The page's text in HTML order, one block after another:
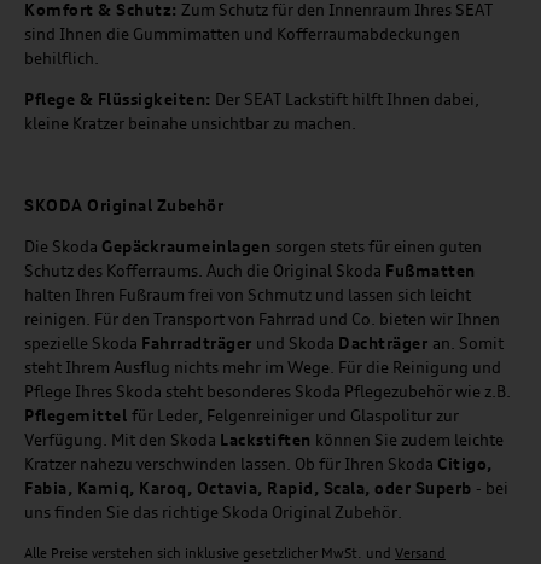
Komfort & Schutz: Zum Schutz für den Innenraum Ihres SEAT
sind Ihnen die Gummimatten und Kofferraumabdeckungen
behilflich.
Pflege & Flüssigkeiten: Der SEAT Lackstift hilft Ihnen dabei,
kleine Kratzer beinahe unsichtbar zu machen.
SKODA Original Zubehör
Die Skoda Gepäckraumeinlagen sorgen stets für einen guten
Schutz des Kofferraums. Auch die Original Skoda Fußmatten
halten Ihren Fußraum frei von Schmutz und lassen sich leicht
reinigen. Für den Transport von Fahrrad und Co. bieten wir Ihnen
spezielle Skoda Fahrradträger und Skoda Dachträger an. Somit
steht Ihrem Ausflug nichts mehr im Wege. Für die Reinigung und
Pflege Ihres Skoda steht besonderes Skoda Pflegezubehör wie z.B.
Pflegemittel für Leder, Felgenreiniger und Glaspolitur zur
Verfügung. Mit den Skoda Lackstiften können Sie zudem leichte
Kratzer nahezu verschwinden lassen. Ob für Ihren Skoda Citigo,
Fabia, Kamiq, Karoq, Octavia, Rapid, Scala, oder Superb - bei
uns finden Sie das richtige Skoda Original Zubehör.
Alle Preise verstehen sich inklusive gesetzlicher MwSt. und Versand